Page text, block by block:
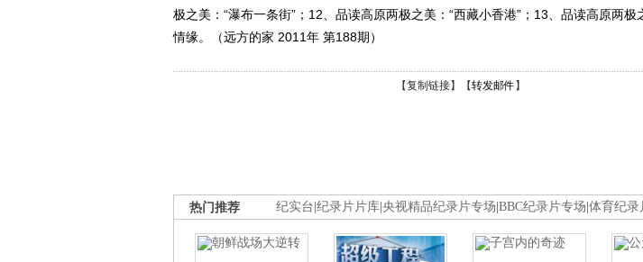
极之美：“瀑布一条街”；12、品读高原两极之美：“西藏小香港”；13、品读高原两极
情缘。（远方的家 2011年 第188期）
【复制链接】【转发邮件 】
纪实台 纪录片片库 央视精品纪录片专场 BBC纪录片专场 体育纪录
热门推荐